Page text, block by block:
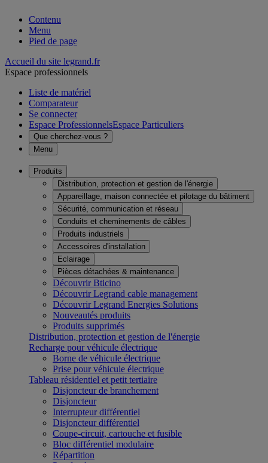
Contenu
Menu
Pied de page
Accueil du site legrand.fr
Espace professionnels
Liste de matériel
Comparateur
Se connecter
Espace ProfessionnelsEspace Particuliers
Que cherchez-vous ?
Menu
Produits
Distribution, protection et gestion de l'énergie
Appareillage, maison connectée et pilotage du bâtiment
Sécurité, communication et réseau
Conduits et cheminements de câbles
Produits industriels
Accessoires d'installation
Eclairage
Pièces détachées & maintenance
Découvrir Bticino
Découvrir Legrand cable management
Découvrir Legrand Energies Solutions
Nouveautés produits
Produits supprimés
Distribution, protection et gestion de l'énergie
Recharge pour véhicule électrique
Borne de véhicule électrique
Prise pour véhicule électrique
Tableau résidentiel et petit tertiaire
Disjoncteur de branchement
Disjoncteur
Interrupteur différentiel
Disjoncteur différentiel
Coupe-circuit, cartouche et fusible
Bloc différentiel modulaire
Répartition